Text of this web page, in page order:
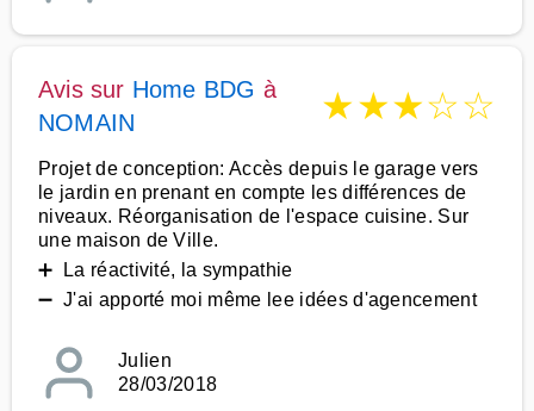
Avis sur Home BDG à
NOMAIN
★★★☆☆
Projet de conception: Accès depuis le garage vers
le jardin en prenant en compte les différences de
niveaux. Réorganisation de l'espace cuisine. Sur
une maison de Ville.
➕ La réactivité, la sympathie
➖ J'ai apporté moi même lee idées d'agencement
Julien
28/03/2018